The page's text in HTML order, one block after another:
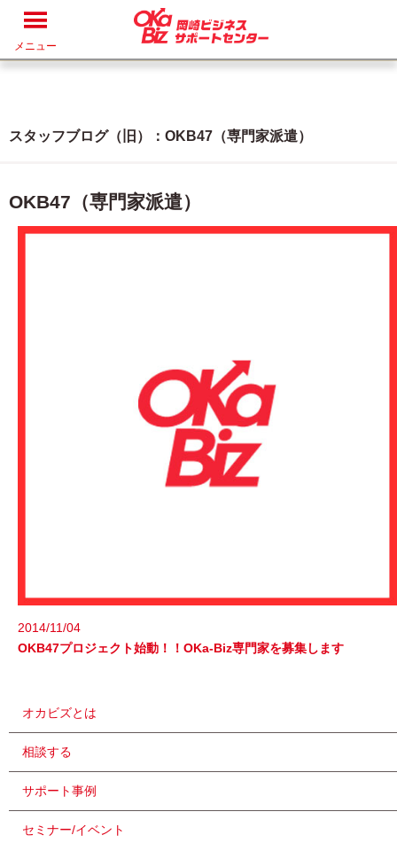
メニュー
スタッフブログ（旧）：OKB47（専門家派遣）
OKB47（専門家派遣）
2014/11/04
OKB47プロジェクト始動！！OKa-Biz専門家を募集します
オカビズとは
相談する
サポート事例
セミナー/イベント